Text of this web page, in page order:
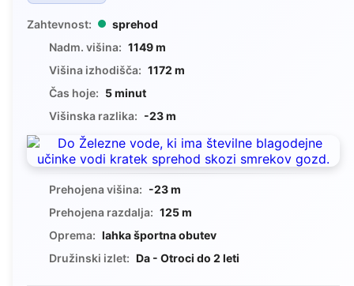
Zahtevnost:
sprehod
Nadm. višina: 1149 m
Višina izhodišča: 1172 m
Čas hoje: 5 minut
Višinska razlika: -23 m
Prehojena višina: -23 m
Prehojena razdalja: 125 m
Oprema: lahka športna obutev
Družinski izlet: Da - Otroci do 2 leti